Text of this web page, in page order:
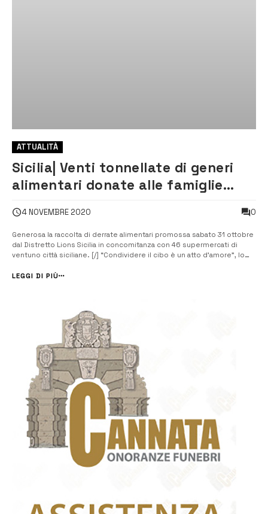
ATTUALITÀ
Sicilia| Venti tonnellate di generi
alimentari donate alle famiglie
4 NOVEMBRE 2020 0
Generosa la raccolta di derrate alimentari promossa sabato 31 ottobre
dal Distretto Lions Sicilia in concomitanza con 46 supermercati di
ventuno città siciliane. [/] “Condividere il cibo è un atto d’amore”, lo
raccogliere ben venti tonnellate di beni di prima necessità, nonché
LEGGI DI PIÙ